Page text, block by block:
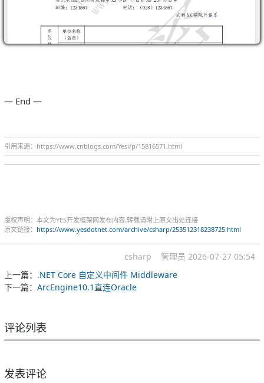
— End —
引用来源：https://www.cnblogs.com/Yesi/p/15816571.html
版权声明：本文为YES开发框架网发布内容,转载请附上原文出处连接
原文链接： https://www.yesdotnet.com/archive/csharp/253512318238725.html
csharp 管理员 2026-07-27 05:54
上一篇： .NET Core 自定义中间件 Middleware
下一篇： ArcEngine10.1直连Oracle
评论列表
发表评论